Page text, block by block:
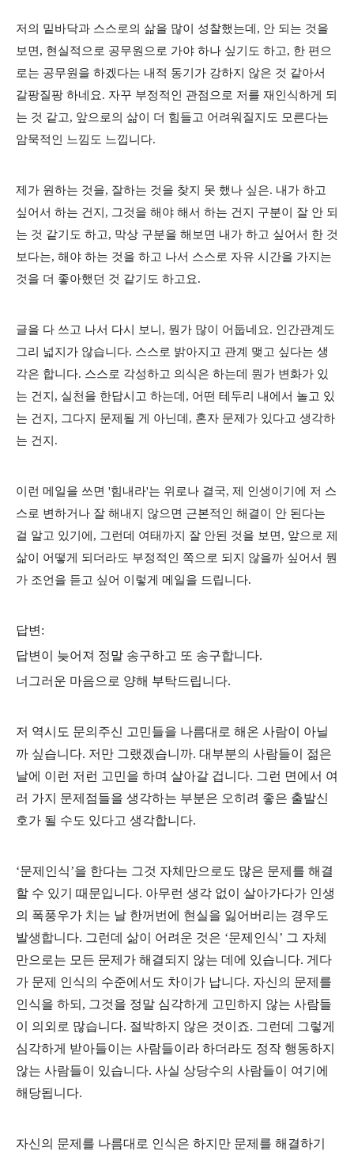
저의 밑바닥과 스스로의 삶을 많이 성찰했는데, 안 되는 것을
보면, 현실적으로 공무원으로 가야 하나 싶기도 하고, 한 편으
로는 공무원을 하겠다는 내적 동기가 강하지 않은 것 같아서
갈팡질팡 하네요. 자꾸 부정적인 관점으로 저를 재인식하게 되
는 것 같고, 앞으로의 삶이 더 힘들고 어려워질지도 모른다는
암묵적인 느낌도 느낍니다.
제가 원하는 것을, 잘하는 것을 찾지 못 했나 싶은. 내가 하고
싶어서 하는 건지, 그것을 해야 해서 하는 건지 구분이 잘 안 되
는 것 같기도 하고, 막상 구분을 해보면 내가 하고 싶어서 한 것
보다는, 해야 하는 것을 하고 나서 스스로 자유 시간을 가지는
것을 더 좋아했던 것 같기도 하고요.
글을 다 쓰고 나서 다시 보니, 뭔가 많이 어둡네요. 인간관계도
그리 넓지가 않습니다. 스스로 밝아지고 관계 맺고 싶다는 생
각은 합니다. 스스로 각성하고 의식은 하는데 뭔가 변화가 있
는 건지, 실천을 한답시고 하는데, 어떤 테두리 내에서 놀고 있
는 건지, 그다지 문제될 게 아닌데, 혼자 문제가 있다고 생각하
는 건지.
이런 메일을 쓰면 '힘내라'는 위로나 결국, 제 인생이기에 저 스
스로 변하거나 잘 해내지 않으면 근본적인 해결이 안 된다는
걸 알고 있기에, 그런데 여태까지 잘 안된 것을 보면, 앞으로 제
삶이 어떻게 되더라도 부정적인 쪽으로 되지 않을까 싶어서 뭔
가 조언을 듣고 싶어 이렇게 메일을 드립니다.
답변:
답변이 늦어져 정말 송구하고 또 송구합니다.
너그러운 마음으로 양해 부탁드립니다.
저 역시도 문의주신 고민들을 나름대로 해온 사람이 아닐
까 싶습니다. 저만 그랬겠습니까. 대부분의 사람들이 젊은
날에 이런 저런 고민을 하며 살아갈 겁니다. 그런 면에서 여
러 가지 문제점들을 생각하는 부분은 오히려 좋은 출발신
호가 될 수도 있다고 생각합니다.
‘문제인식’을 한다는 그것 자체만으로도 많은 문제를 해결
할 수 있기 때문입니다. 아무런 생각 없이 살아가다가 인생
의 폭풍우가 치는 날 한꺼번에 현실을 잃어버리는 경우도
발생합니다. 그런데 삶이 어려운 것은 ‘문제인식’ 그 자체
만으로는 모든 문제가 해결되지 않는 데에 있습니다. 게다
가 문제 인식의 수준에서도 차이가 납니다. 자신의 문제를
인식을 하되, 그것을 정말 심각하게 고민하지 않는 사람들
이 의외로 많습니다. 절박하지 않은 것이죠. 그런데 그렇게
심각하게 받아들이는 사람들이라 하더라도 정작 행동하지
않는 사람들이 있습니다. 사실 상당수의 사람들이 여기에
해당됩니다.
자신의 문제를 나름대로 인식은 하지만 문제를 해결하기